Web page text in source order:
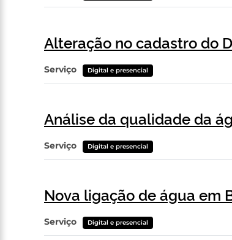
Alteração no cadastro do
Serviço Digital e presencial
Análise da qualidade da
Serviço Digital e presencial
Nova ligação de água em
Serviço Digital e presencial